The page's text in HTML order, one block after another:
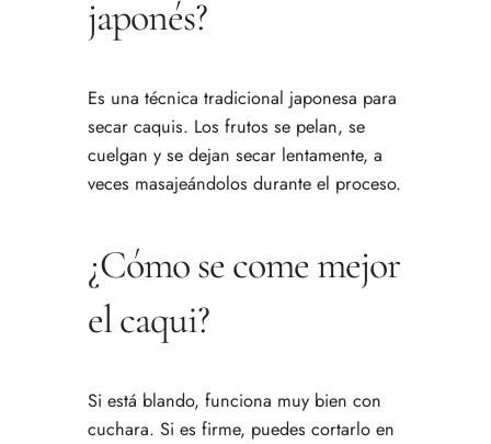
japonés?
Es una técnica tradicional japonesa para
secar caquis. Los frutos se pelan, se
cuelgan y se dejan secar lentamente, a
veces masajeándolos durante el proceso.
¿Cómo se come mejor
el caqui?
Si está blando, funciona muy bien con
cuchara. Si es firme, puedes cortarlo en